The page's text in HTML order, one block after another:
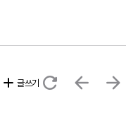
add 글쓰기 refresh arrow_back arrow_forward